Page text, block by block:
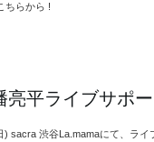
ちらから !
亮平ライブサポー
) sacra 渋谷La.mamaにて、ラ